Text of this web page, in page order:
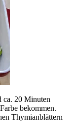
ca. 20 Minuten
bekommen.
Thymianblättern